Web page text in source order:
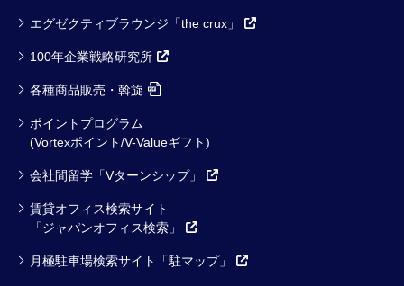
エグゼクティブラウンジ「the crux」
100年企業戦略研究所
各種商品販売・斡旋
ポイントプログラム
(Vortexポイント/V-Valueギフト)
会社間留学「Vターンシップ」
賃貸オフィス検索サイト
「ジャパンオフィス検索」
月極駐車場検索サイト「駐マップ」